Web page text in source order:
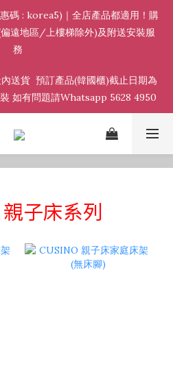
碼 : korea5)｜全店產品都適用！購
遠地區/上樓梯除外)及附送安裝服
務
送貨  預訂產品(韓國櫃)截止日期為
如有問題請Whatsapp 5628 4950
System
子床系列